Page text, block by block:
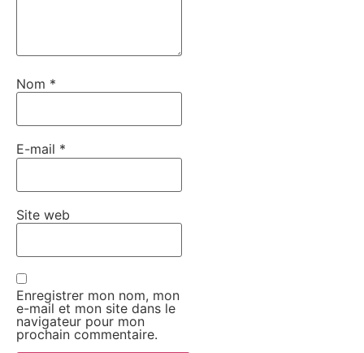
Nom *
E-mail *
Site web
Enregistrer mon nom, mon
e-mail et mon site dans le
navigateur pour mon
prochain commentaire.